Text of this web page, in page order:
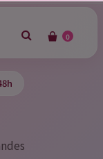
0
in your wish